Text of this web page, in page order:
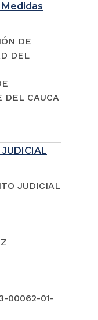
Medidas
DE
DEL
DEL CAUCA
JUDICIAL
00062-01-